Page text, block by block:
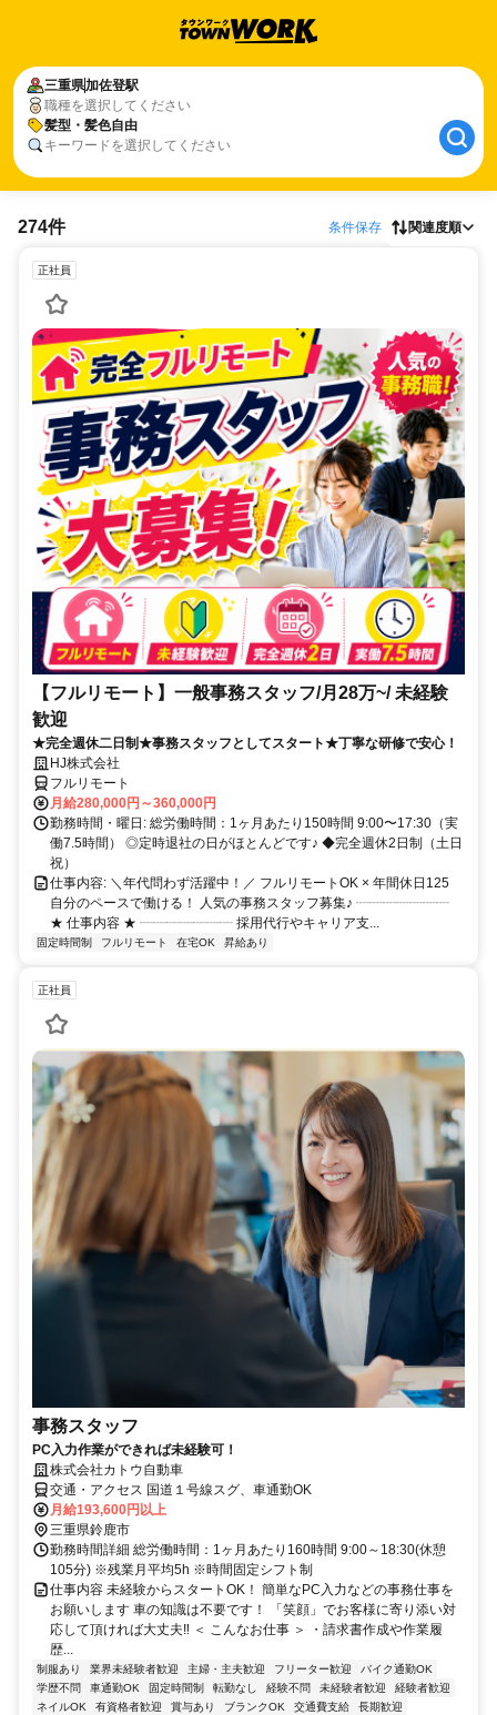
三重県加佐登駅
職種を選択してください
髪型・髪色自由
キーワードを選択してください
274件 条件保存 関連度順
正社員
【フルリモート】一般事務スタッフ/月28万~/ 未経験
歓迎
★完全週休二日制★事務スタッフとしてスタート★丁寧な研修で安心！
HJ株式会社
フルリモート
月給280,000円～360,000円
勤務時間・曜日: 総労働時間：1ヶ月あたり150時間 9:00〜17:30（実
働7.5時間） ◎定時退社の日がほとんどです♪ ◆完全週休2日制（土日
祝）
仕事内容: ＼年代問わず活躍中！／ フルリモートOK × 年間休日125
自分のペースで働ける！ 人気の事務スタッフ募集♪ ┈┈┈┈┈┈┈
★ 仕事内容 ★ ┈┈┈┈┈┈┈ 採用代行やキャリア支...
固定時間制 フルリモート 在宅OK 昇給あり
正社員
事務スタッフ
PC入力作業ができれば未経験可！
株式会社カトウ自動車
交通・アクセス 国道１号線スグ、車通勤OK
月給193,600円以上
三重県鈴鹿市
勤務時間詳細 総労働時間：1ヶ月あたり160時間 9:00～18:30(休憩
105分) ※残業月平均5h ※時間固定シフト制
仕事内容 未経験からスタートOK！ 簡単なPC入力などの事務仕事を
お願いします 車の知識は不要です！ 「笑顔」でお客様に寄り添い対
応して頂ければ大丈夫‼ ＜ こんなお仕事 ＞ ・請求書作成や作業履
歴...
制服あり 業界未経験者歓迎 主婦・主夫歓迎 フリーター歓迎
バイク通勤OK
学歴不問
車通勤OK 固定時間制 転勤なし 経験不問 未経験者歓迎
経験者歓迎
ネイルOK
有資格者歓迎 賞与あり ブランクOK 交通費支給
長期歓迎